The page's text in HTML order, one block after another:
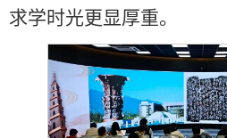
求学时光更显厚重。